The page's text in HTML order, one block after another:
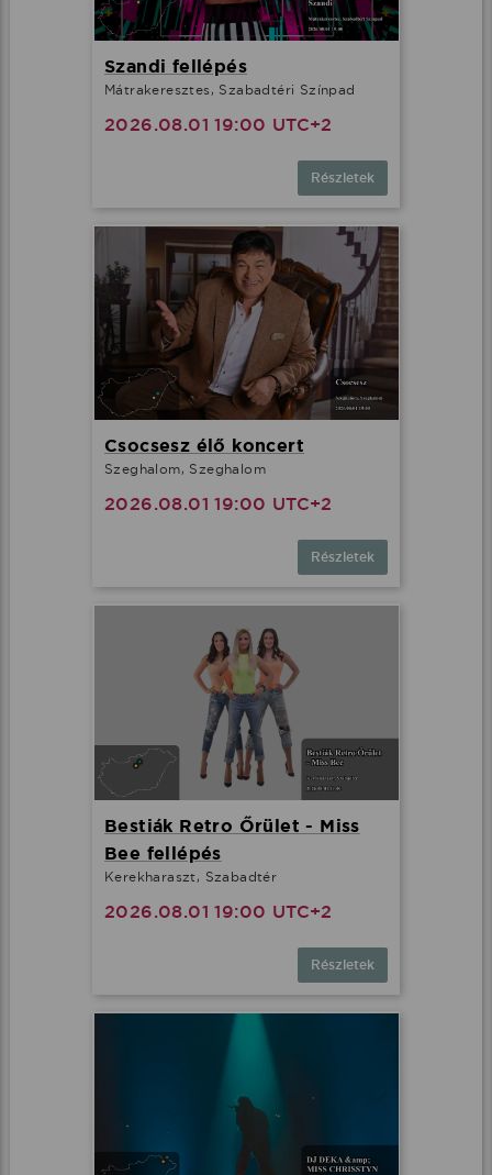
Szandi fellépés
Mátrakeresztes, Szabadtéri Színpad
2026.08.01 19:00 UTC+2
Részletek
Csocsesz élő koncert
Szeghalom, Szeghalom
2026.08.01 19:00 UTC+2
Részletek
Bestiák Retro Őrület - Miss
Bee fellépés
Kerekharaszt, Szabadtér
2026.08.01 19:00 UTC+2
Részletek